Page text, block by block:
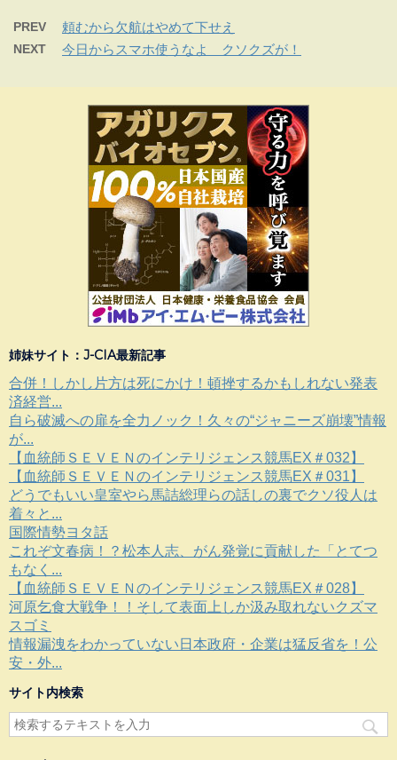
PREV 頼むから欠航はやめて下せえ
NEXT 今日からスマホ使うなよ クソクズが！
姉妹サイト：J-CIA最新記事
合併！しかし片方は死にかけ！頓挫するかもしれない発表
済経営...
自ら破滅への扉を全力ノック！久々の“ジャニーズ崩壊”情報
が...
【血統師ＳＥＶＥＮのインテリジェンス競馬EX＃032】
【血統師ＳＥＶＥＮのインテリジェンス競馬EX＃031】
どうでもいい皇室やら馬詰総理らの話しの裏でクソ役人は
着々と...
国際情勢ヨタ話
これぞ文春病！？松本人志、がん発覚に貢献した「とてつ
もなく...
【血統師ＳＥＶＥＮのインテリジェンス競馬EX＃028】
河原乞食大戦争！！そして表面上しか汲み取れないクズマ
スゴミ
情報漏洩をわかっていない日本政府・企業は猛反省を！公
安・外...
サイト内検索